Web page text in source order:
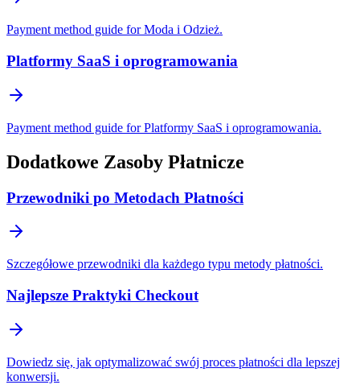
Payment method guide for Moda i Odzież.
Platformy SaaS i oprogramowania
Payment method guide for Platformy SaaS i oprogramowania.
Dodatkowe Zasoby Płatnicze
Przewodniki po Metodach Płatności
Szczegółowe przewodniki dla każdego typu metody płatności.
Najlepsze Praktyki Checkout
Dowiedz się, jak optymalizować swój proces płatności dla lepszej
konwersji.